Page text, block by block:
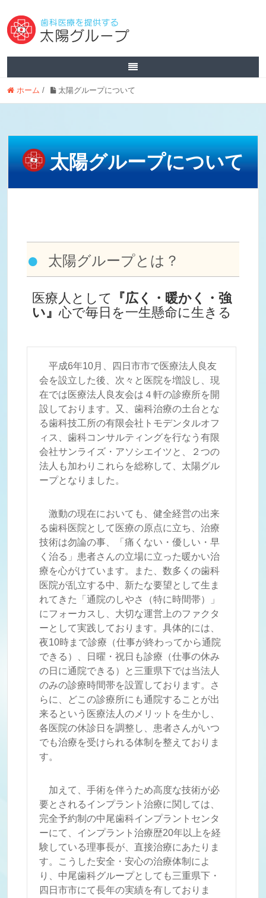
ホーム / 太陽グループについて
太陽グループについて
太陽グループとは？
医療人として 『広く・暖かく・強
い』心で毎日を一生懸命に生きる
平成6年10月、四日市市で医療法人良友
会を設立した後、次々と医院を増設し、現
在では医療法人良友会は４軒の診療所を開
設しております。又、歯科治療の土台とな
る歯科技工所の有限会社トモデンタルオフ
ィス、歯科コンサルティングを行なう有限
会社サンライズ・アソシエイツと、２つの
法人も加わりこれらを総称して、太陽グル
ープとなりました。
激動の現在においても、健全経営の出来
る歯科医院として医療の原点に立ち、治療
技術は勿論の事、「痛くない・優しい・早
く治る」患者さんの立場に立った暖かい治
療を心がけています。また、数多くの歯科
医院が乱立する中、新たな要望として生ま
れてきた「通院のしやさ（特に時間帯）」
にフォーカスし、大切な運営上のファクタ
ーとして実践しております。具体的には、
夜10時まで診療（仕事が終わってから通院
できる）、日曜・祝日も診療（仕事の休み
の日に通院できる）と三重県下では当法人
のみの診療時間帯を設置しております。さ
らに、どこの診療所にも通院することが出
来るという医療法人のメリットを生かし、
各医院の休診日を調整し、患者さんがいつ
でも治療を受けられる体制を整えておりま
す。
加えて、手術を伴うため高度な技術が必
要とされるインプラント治療に関しては、
完全予約制の中尾歯科インプラントセンタ
ーにて、インプラント治療歴20年以上を経
験している理事長が、直接治療にあたりま
す。こうした安全・安心の治療体制によ
り、中尾歯科グループとしても三重県下・
四日市市にて長年の実績を有しておりま